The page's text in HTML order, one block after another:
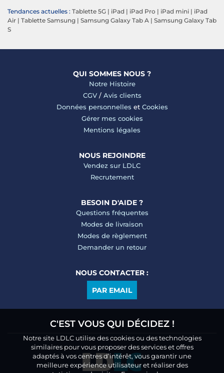
Tendances actuelles : Tablette 5G | iPad | iPad Pro | iPad mini | iPad
Air | Tablette Samsung | Samsung Galaxy Tab A | Samsung Galaxy Tab
S
QUI SOMMES NOUS ?
Notre Histoire
CGV/ Avis clients
Données personnelles et Cookies
Gérer mes cookies
Mentions légales
NOUS REJOINDRE
Vendez sur LDLC
Recrutement
BESOIN D'AIDE ?
Questions fréquentes
Modes de livraison
Modes de règlement
Demander un retour
NOUS CONTACTER :
PAR EMAIL
C'EST VOUS QUI DÉCIDEZ !
Notre site LDLC utilise des cookies ou des technologies
similaires pour vous proposer des services et offres
adaptés à vos centres d’intérêt, vous garantir une
meilleure expérience utilisateur et réaliser des